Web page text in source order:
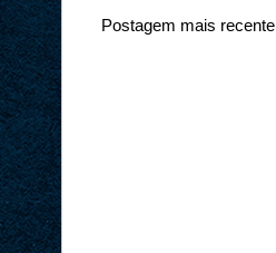
Postagem mais recente